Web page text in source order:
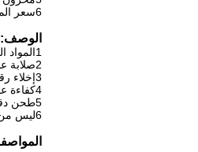
6سعر المصنع
الوصف:
1المواد الخام المختارة متينة
2صلابة عالية
3إخلاء رقائق ناعمة بدون حفر
4كفاءة عالية
5طحن دقيق للطرح القطع
6ليس من السهل كسر